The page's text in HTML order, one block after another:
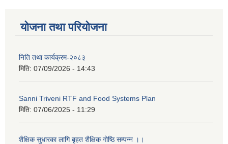
योजना तथा परियोजना
निति तथा कार्यक्रम-२०८३
मिति: 07/09/2026 - 14:43
Sanni Triveni RTF and Food Systems Plan
मिति: 07/06/2025 - 11:29
शैक्षिक सुधारका लागि बृहत शैक्षिक गोष्ठि सम्पन्न ।।